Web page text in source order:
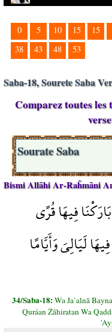
0 5 10 15 15
38
43 48 53
Saba-18, Sourete Saba
Comparez toutes
Sourate Saba
Bismi Allāhi Ar-Raĥmāni
فِيهَا قُرًى
لَيَالِيَ وَأَيَّامًا
34/Saba-18:Wa Ja`alnā
Quráan Žāhiratan Wa